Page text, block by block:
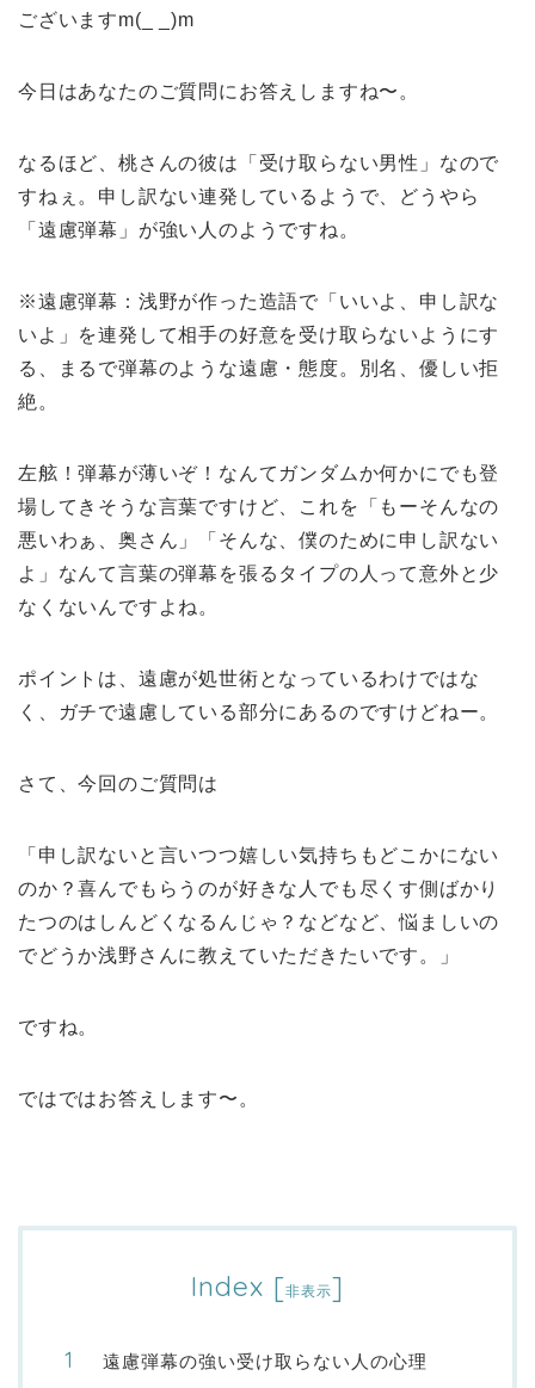
ございますm(_ _)m
今日はあなたのご質問にお答えしますね〜。
なるほど、桃さんの彼は「受け取らない男性」なので
すねぇ。申し訳ない連発しているようで、どうやら
「遠慮弾幕」が強い人のようですね。
※遠慮弾幕：浅野が作った造語で「いいよ、申し訳な
いよ」を連発して相手の好意を受け取らないようにす
る、まるで弾幕のような遠慮・態度。別名、優しい拒
絶。
左舷！弾幕が薄いぞ！なんてガンダムか何かにでも登
場してきそうな言葉ですけど、これを「もーそんなの
悪いわぁ、奥さん」「そんな、僕のために申し訳ない
よ」なんて言葉の弾幕を張るタイプの人って意外と少
なくないんですよね。
ポイントは、遠慮が処世術となっているわけではな
く、ガチで遠慮している部分にあるのですけどねー。
さて、今回のご質問は
「申し訳ないと言いつつ嬉しい気持ちもどこかにない
のか？喜んでもらうのが好きな人でも尽くす側ばかり
たつのはしんどくなるんじゃ？などなど、悩ましいの
でどうか浅野さんに教えていただきたいです。」
ですね。
ではではお答えします〜。
Index [非表示]
遠慮弾幕の強い受け取らない人の心理